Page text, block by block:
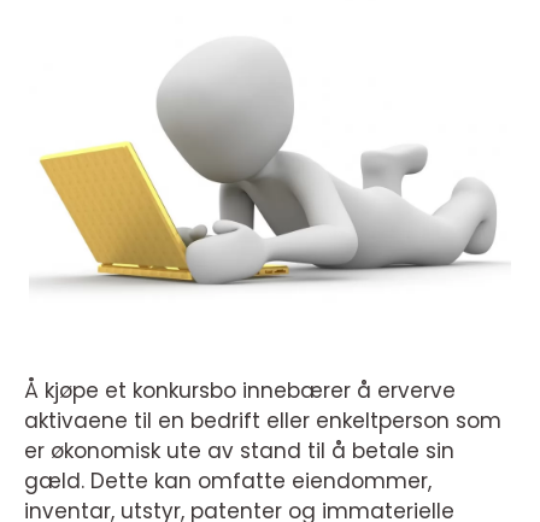
Å kjøpe et konkursbo innebærer å erverve
aktivaene til en bedrift eller enkeltperson som
er økonomisk ute av stand til å betale sin
gæld. Dette kan omfatte eiendommer,
inventar, utstyr, patenter og immaterielle